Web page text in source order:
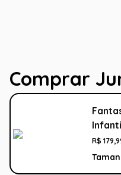
Comprar
R$ 179,